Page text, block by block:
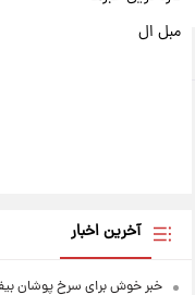
مبل ال
آخرین اخبار
خبر خوش برای سرخ پوشان